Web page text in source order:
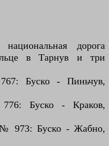
дорога
в Тарнув и три
Буско - Пиньчув,
Буско - Краков,
№ 973: Буско - Жабно,